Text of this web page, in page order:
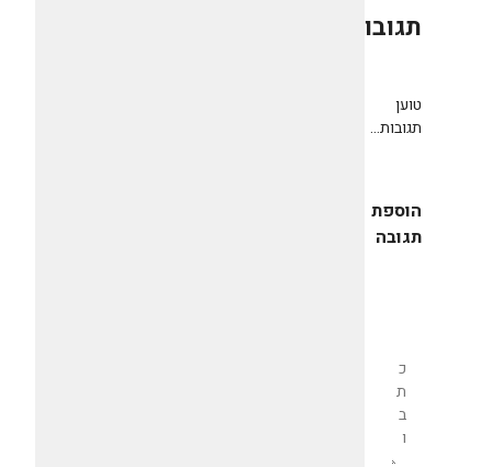
תגובות
טוען
תגובות...
הוספת
תגובה